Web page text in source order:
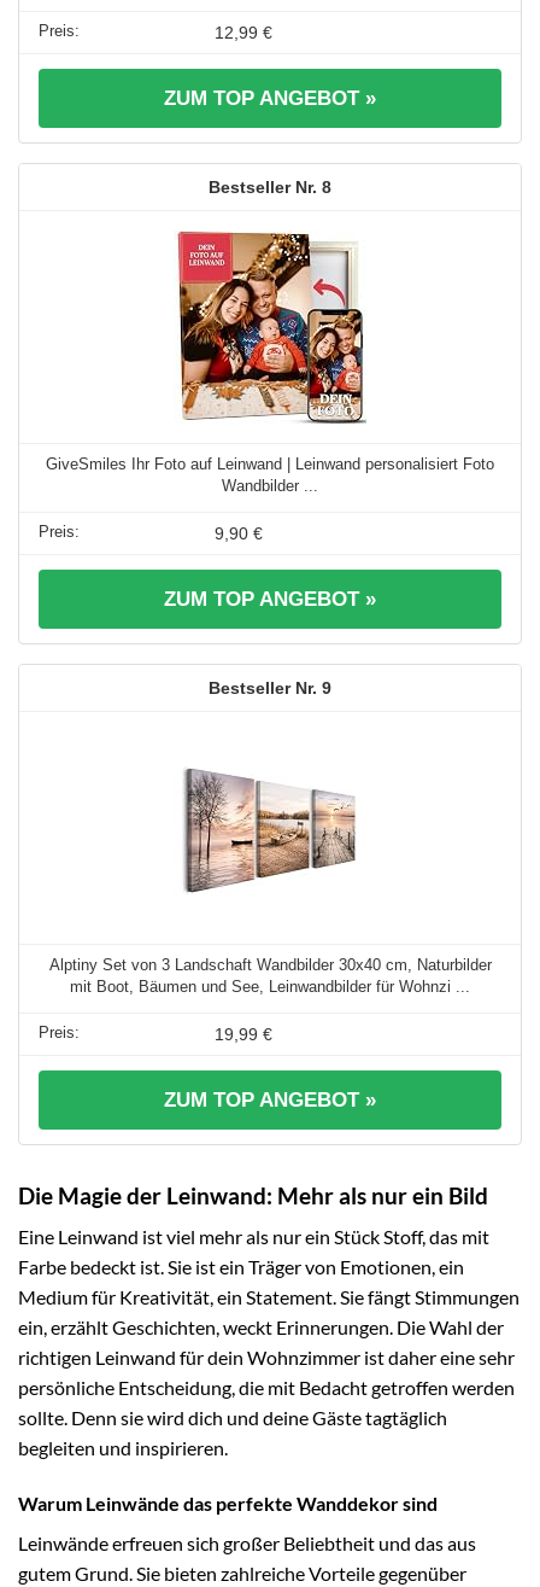
12,99 €
ZUM TOP ANGEBOT »
8
GiveSmiles Ihr Foto auf Leinwand | Leinwand personalisiert Foto
Wandbilder ...
9,90 €
ZUM TOP ANGEBOT »
9
Alptiny Set von 3 Landschaft Wandbilder 30x40 cm, Naturbilder
mit Boot, Bäumen und See, Leinwandbilder für Wohnzi ...
19,99 €
ZUM TOP ANGEBOT »
Die Magie der Leinwand: Mehr als nur ein Bild
Eine Leinwand ist viel mehr als nur ein Stück Stoff, das mit
Farbe bedeckt ist. Sie ist ein Träger von Emotionen, ein
Medium für Kreativität, ein Statement. Sie fängt Stimmungen
ein, erzählt Geschichten, weckt Erinnerungen. Die Wahl der
richtigen Leinwand für dein Wohnzimmer ist daher eine sehr
persönliche Entscheidung, die mit Bedacht getroffen werden
sollte. Denn sie wird dich und deine Gäste tagtäglich
begleiten und inspirieren.
Warum Leinwände das perfekte Wanddekor sind
Leinwände erfreuen sich großer Beliebtheit und das aus
gutem Grund. Sie bieten zahlreiche Vorteile gegenüber